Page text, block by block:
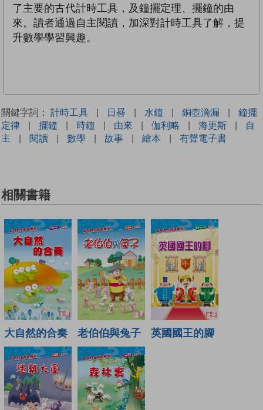
了主要的古代計時工具，及鐘擺定理、擺鐘的由
來。讀者通過自主閱讀，加深對計時工具了解，提
升數學學習興趣。
關鍵字詞： 計時工具 | 日晷 | 水鐘 | 銅壺滴漏 |
鐘擺
定律
| 擺鐘 | 時鐘 | 由來 | 伽利略 | 海更斯 |
自
主
| 閱讀 | 數學 | 故事 | 繪本 | 有聲電子書
相關書籍
大自然的合奏 老伯伯與兔子 英國國王的腳